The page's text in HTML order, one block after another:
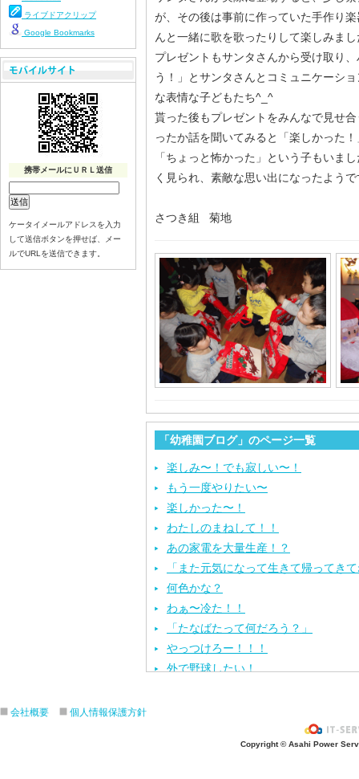
が、その後は事前に作っていた手作り
んと一緒に歌を歌ったりして楽しみま
プレゼントもサンタさんから受け取り
う！」とサンタさんとコミュニケーシ
な表情な子どもたち^_^
貰った後もプレゼントをみんなで見せ
ったか話を聞いてみると「楽しかった
「ちょっと怖かった」という子もいま
く見られ、素敵な思い出になったよう
さつき組 菊地
「幼稚園ブログ」のページ一覧
楽しみ〜！でも寂しい〜！
もう一度やりたい〜
楽しかった〜！
わたしのまねして！！
あの家電を大量生産！？
「また元気になって生きて帰ってき
何色かな？
わぁ〜冷た！！
「たなばたって何だろう？」
やっつけろー！！！
外で野球したい！
あの先生はだ〜れ？
ライブドアクリップ
Google Bookmarks
携帯メールにＵＲＬ送信
ケータイメールアドレスを入力
して送信ボタンを押せば、メー
ルでURLを送信できます。
会社概要 個人情報保護方針
Copyright © Asahi Power